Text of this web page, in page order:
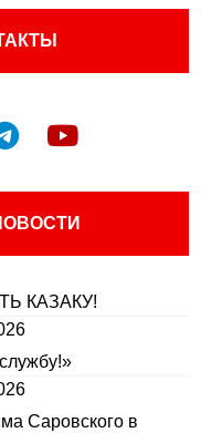
КАЗАКУ!
Саровского в